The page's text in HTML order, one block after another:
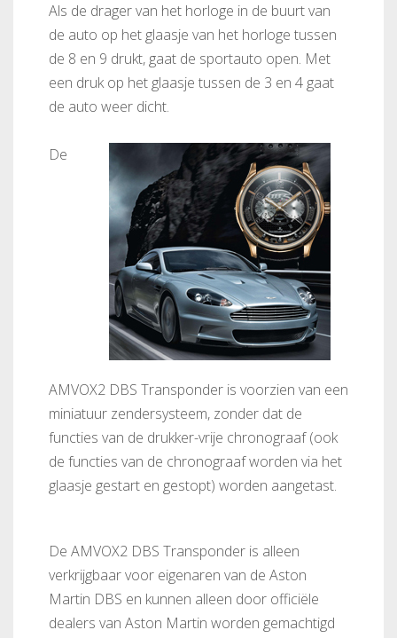
Als de drager van het horloge in de buurt van
de auto op het glaasje van het horloge tussen
de 8 en 9 drukt, gaat de sportauto open. Met
een druk op het glaasje tussen de 3 en 4 gaat
de auto weer dicht.
De
AMVOX2 DBS Transponder is voorzien van een
miniatuur zendersysteem, zonder dat de
functies van de drukker-vrije chronograaf (ook
de functies van de chronograaf worden via het
glaasje gestart en gestopt) worden aangetast.
De AMVOX2 DBS Transponder is alleen
verkrijgbaar voor eigenaren van de Aston
Martin DBS en kunnen alleen door officiële
dealers van Aston Martin worden gemachtigd